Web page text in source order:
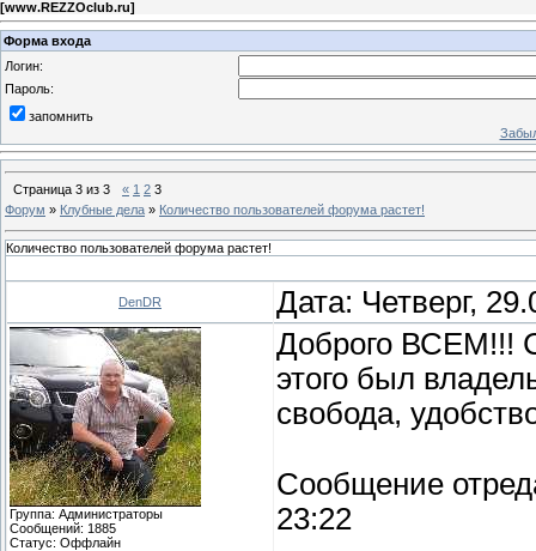
[www.REZZOclub.ru]
Форма входа
Логин:
Пароль:
запомнить
Страница 3 из 3 « 1 2 3
Форум » Клубные дела » Количество пользователей форума растет!
Количество пользователей форума растет!
DenDR Дата: Четверг,
Группа: Администраторы
Сообщений: 1885
Статус: Оффлайн
Доброго ВСЕМ!!!
этого был
свобода,
Сообщение
23:22